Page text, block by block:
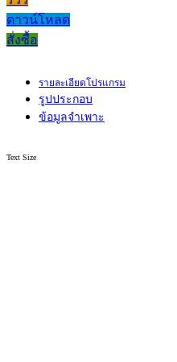
ดาวน์โหลด
สั่งซื้อ
รายละเอียดโปรแกรม
รูปประกอบ
ข้อมูลจำเพาะ
Text Size